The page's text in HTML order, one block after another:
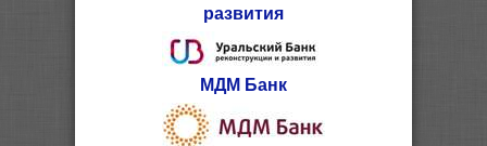
развития
МДМ Банк